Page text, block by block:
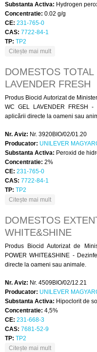
Substanta Activa: Hydrogen
Concentratie: 0.02 g/g
CE: 231-765-0
CAS: 7722-84-1
TP: TP2
Citește mai mult
DOMESTOS
LAVENDER FRESH
Produs Biocid Autorizat de
WC GEL LAVENDER FRESH
aplicării directe la oameni sau
Nr. Aviz: Nr. 3920BIO/02/01.20
Producator: UNILEVER
Substanta Activa: Peroxid de
Concentratie: 2%
CE: 231-765-0
CAS: 7722-84-1
TP: TP2
Citește mai mult
DOMESTOS
WHITE&SHINE
Produs Biocid Autorizat de
POWER WHITE&SHINE -
directe la oameni sau animale.
Nr. Aviz: Nr. 4509BIO/02/12.21
Producator: UNILEVER
Substanta Activa: Hipoclorit de
Concentratie: 4,5%
CE: 231-668-3
CAS: 7681-52-9
TP: TP2
Citește mai mult